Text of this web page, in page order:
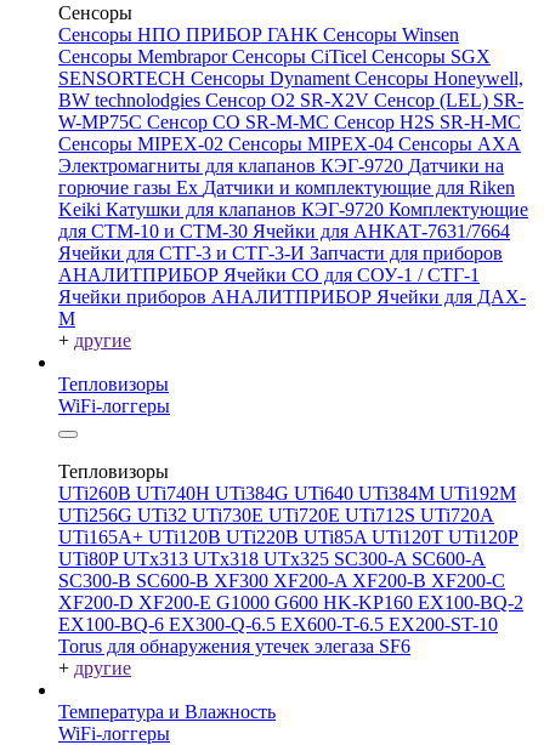
Сенсоры
Сенсоры НПО ПРИБОР ГАНК Сенсоры Winsen
Сенсоры MembraporСенсоры CiTicel Сенсоры SGX
SENSORTECH Сенсоры Dynament Сенсоры Honeywell,
BW technolodgies Сенсор O2 SR-X2V Сенсор (LEL) SR-
W-MP75C Сенсор CO SR-M-MC Сенсор H2S SR-H-MC
Сенсоры MIPEX-02 Сенсоры MIPEX-04 Сенсоры АХА
Электромагниты для клапанов КЭГ-9720 Датчики на
горючие газы Ex Датчики и комплектующие для Riken
Keiki Катушки для клапанов КЭГ-9720 Комплектующие
для СТМ-10 и СТМ-30 Ячейки для АНКАТ-7631/7664
Ячейки для СТГ-3 и СТГ-3-И Запчасти для приборов
АНАЛИТПРИБОР Ячейки CO для СОУ-1 / СТГ-1
Ячейки приборов АНАЛИТПРИБОР Ячейки для ДАХ-
М
+ другие
Тепловизоры
WiFi-логгеры
Тепловизоры
UTi260В UTi740H UTi384G UTi640 UTi384M UTi192M
UTi256G UTi32 UTi730E UTi720E UTi712S UTi720A
UTi165A+ UTi120B UTi220B UTi85A UTi120T UTi120P
UTi80PUTx313 UTx318 UTx325 SC300-A SC600-A
SC300-B SC600-B XF300 XF200-A XF200-B XF200-C
XF200-D XF200-E G1000 G600 HK-KP160 EX100-BQ-2
EX100-BQ-6 EX300-Q-6.5 EX600-T-6.5 EX200-ST-10
Torus для обнаружения утечек элегаза SF6
+ другие
Температура и Влажность
WiFi-логгеры